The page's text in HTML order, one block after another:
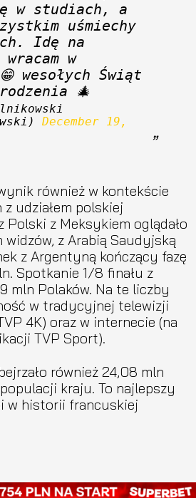
w studiach, a
uśmiechy
Idę na
w
wesołych Świąt
🎄
December 19,
również w kontekście
udziałem polskiej
Polski z Meksykiem oglądało
widzów, z Arabią Saudyjską
z Argentyną kończący fazę
Spotkanie 1/8 finału z
mln Polaków. Na te liczby
w tradycyjnej telewizji
4K) oraz w internecie (na
TVP Sport).
również 24,08 mln
kraju. To najlepszy
w historii francuskiej